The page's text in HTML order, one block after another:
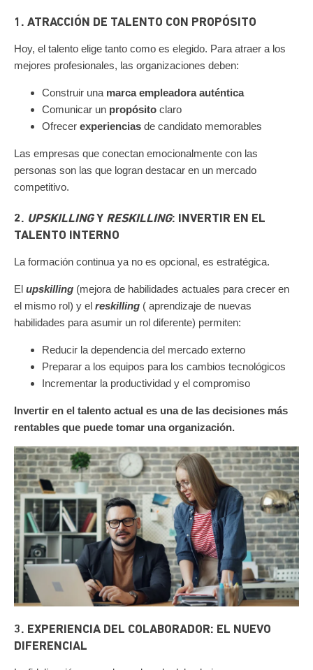
1. ATRACCIÓN DE TALENTO CON PROPÓSITO
Hoy, el talento elige tanto como es elegido. Para atraer a los
mejores profesionales, las organizaciones deben:
Construir una marca empleadora auténtica
Comunicar un propósito claro
Ofrecer experiencias de candidato memorables
Las empresas que conectan emocionalmente con las
personas son las que logran destacar en un mercado
competitivo.
2. UPSKILLINGY RESKILLING: INVERTIR EN EL
TALENTO INTERNO
La formación continua ya no es opcional, es estratégica.
El upskilling (mejora de habilidades actuales para crecer en
el mismo rol) y el reskilling ( aprendizaje de nuevas
habilidades para asumir un rol diferente) permiten:
Reducir la dependencia del mercado externo
Preparar a los equipos para los cambios tecnológicos
Incrementar la productividad y el compromiso
Invertir en el talento actual es una de las decisiones más
rentables que puede tomar una organización.
3. EXPERIENCIA DEL COLABORADOR: EL NUEVO
DIFERENCIAL